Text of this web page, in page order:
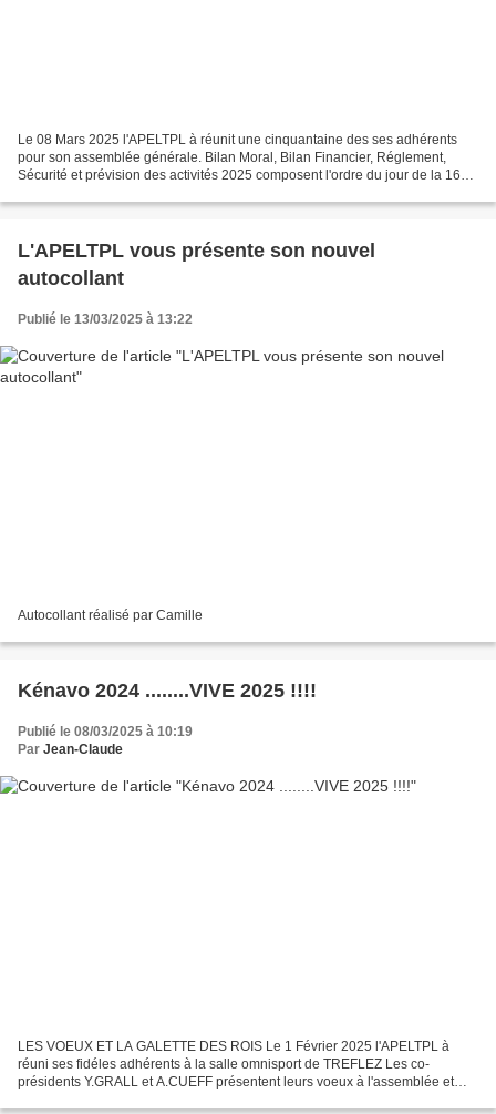
Le 08 Mars 2025 l'APELTPL à réunit une cinquantaine des ses adhérents
pour son assemblée générale. Bilan Moral, Bilan Financier, Réglement,
Sécurité et prévision des activités 2025 composent l'ordre du jour de la 16
L'APELTPL vous présente son nouvel
autocollant
Publié le 13/03/2025 à 13:22
Autocollant réalisé par Camille
Kénavo 2024 ........VIVE 2025 !!!!
Publié le 08/03/2025 à 10:19
Par Jean-Claude
LES VOEUX ET LA GALETTE DES ROIS Le 1 Février 2025 l'APELTPL à
réuni ses fidéles adhérents à la salle omnisport de TREFLEZ Les co-
présidents Y.GRALL et A.CUEFF présentent leurs voeux à l'assemblée et